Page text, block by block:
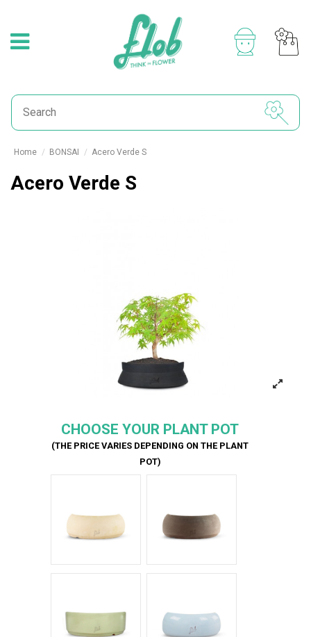
Home BONSAI Acero Verde S
Acero Verde S
CHOOSE YOUR PLANT POT
(THE PRICE VARIES DEPENDING ON THE PLANT
POT)